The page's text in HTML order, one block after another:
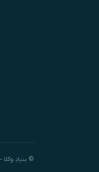
© بنیادِ